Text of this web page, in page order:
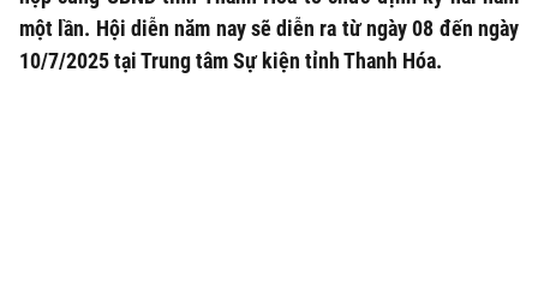
một lần. Hội diễn năm nay sẽ diễn ra từ ngày 08 đến ngày
10/7/2025 tại Trung tâm Sự kiện tỉnh Thanh Hóa.